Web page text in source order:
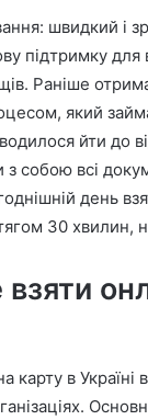
швидкий і
підтримку для
Раніше
який
йти до
з собою всі
день
30 хвилин,
карту в Україні